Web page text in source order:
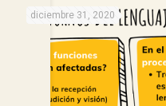
diciembre 31, 2020